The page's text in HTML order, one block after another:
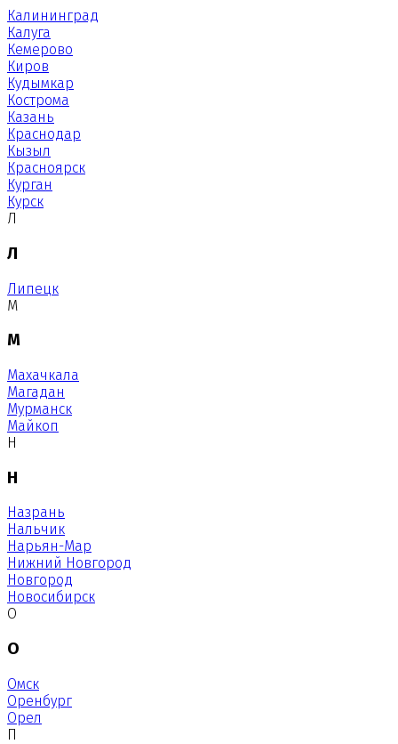
Калининград
Калуга
Кемерово
Киров
Кудымкар
Кострома
Казань
Краснодар
Кызыл
Красноярск
Курган
Курск
Л
Л
Липецк
М
М
Махачкала
Магадан
Мурманск
Майкоп
Н
Н
Назрань
Нальчик
Нарьян-Мар
Нижний Новгород
Новгород
Новосибирск
О
О
Омск
Оренбург
Орел
П